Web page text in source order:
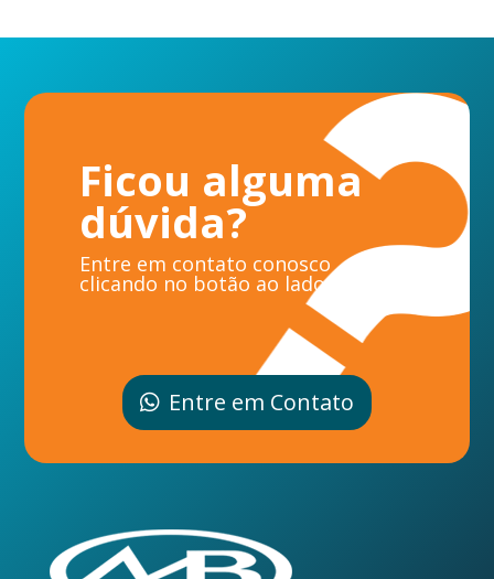
Ficou alguma
dúvida?
Entre em contato conosco
clicando no botão ao lado.
Entre em Contato